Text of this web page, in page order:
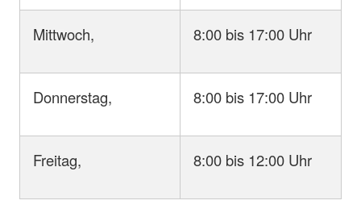
Mittwoch, 8:00 bis 17:00 Uhr
Donnerstag, 8:00 bis 17:00 Uhr
Freitag, 8:00 bis 12:00 Uhr